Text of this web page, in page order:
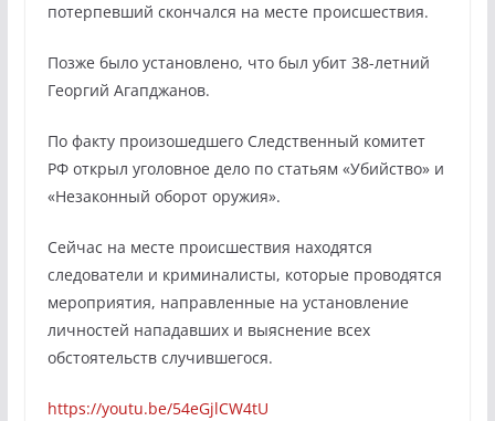
потерпевший скончался на месте происшествия.
Позже было установлено, что был убит 38-летний
Георгий Агапджанов.
По факту произошедшего Следственный комитет
РФ открыл уголовное дело по статьям «Убийство» и
«Незаконный оборот оружия».
Сейчас на месте происшествия находятся
следователи и криминалисты, которые проводятся
мероприятия, направленные на установление
личностей нападавших и выяснение всех
обстоятельств случившегося.
https://youtu.be/54eGjlCW4tU